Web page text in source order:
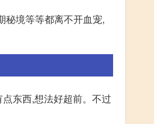
秘境等等都离不开血宠,
东西,想法好超前。不过